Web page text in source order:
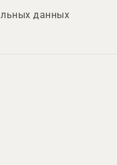
данных